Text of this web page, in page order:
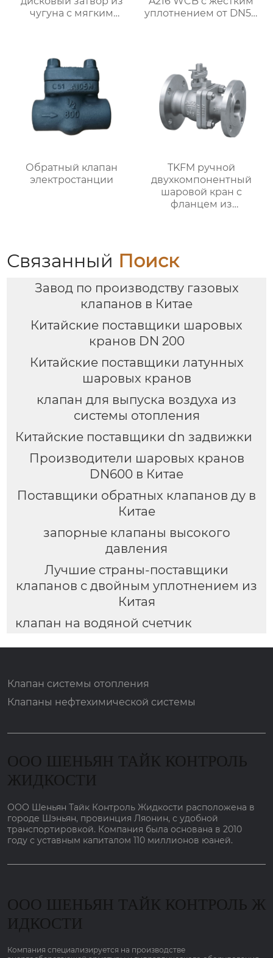
чугуна с мягким
уплотнением от DN50
Обратный клапан
электростанции
TKFM ручной
двухкомпонентный
шаровой кран с
фланцем из
Связанный Поиск
Завод по производству газовых
клапанов в Китае
Китайские поставщики шаровых
кранов DN 200
Китайские поставщики латунных
шаровых кранов
клапан для выпуска воздуха из
системы отопления
Китайские поставщики dn задвижки
Производители шаровых кранов
DN600 в Китае
Поставщики обратных клапанов ду в
Китае
запорные клапаны высокого
давления
Лучшие страны-поставщики
клапанов с двойным уплотнением из
Китая
клапан на водяной счетчик
Клапан системы отопления
Клапаны нефтехимической системы
ООО ШЕНЬЯН ТАЙК КОНТРОЛЬ
ЖИДКОСТИ
ООО Шеньян Тайк Контроль Жидкости расположена в
городе Шэньян, провинция Ляонин, с удобной
транспортировкой. Компания была основана в 2010
году с уставным капиталом 110 миллионов юаней.
ООО ШЕНЬЯН ТАЙК КОНТРОЛЬ Ж
ИДКОСТИ
Компания специализируется на производстве